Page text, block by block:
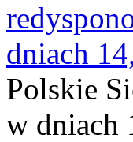
dniach
Polskie
w dniach